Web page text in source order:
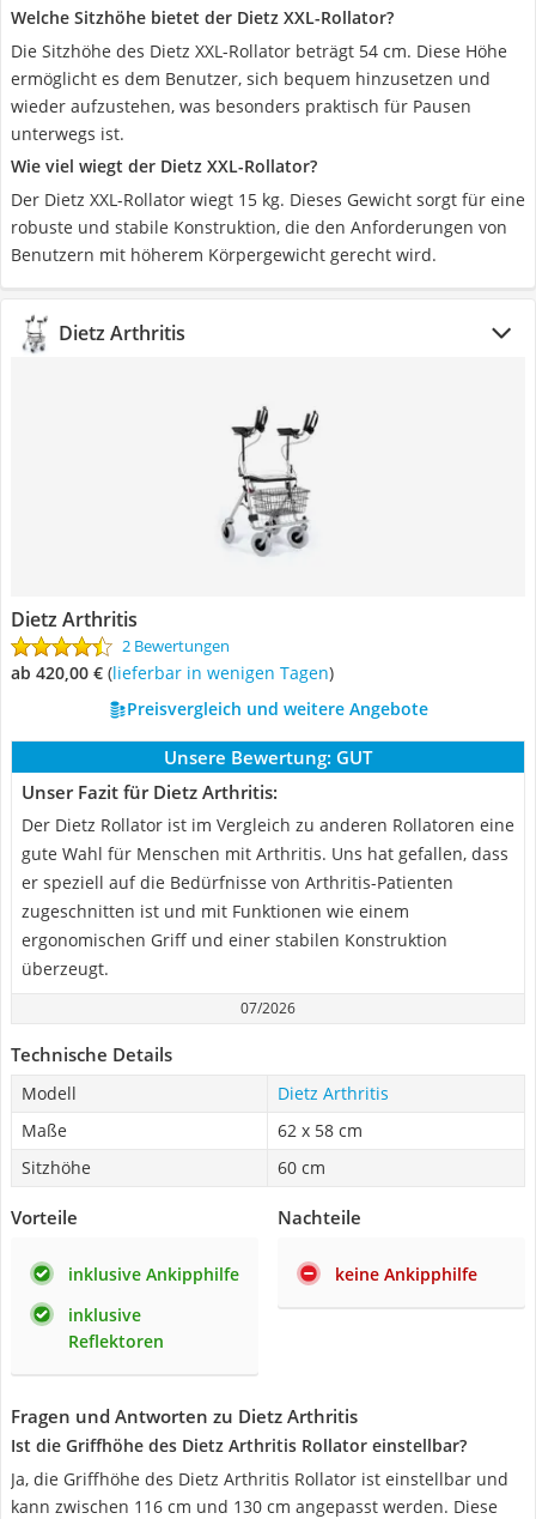
Welche Sitzhöhe bietet der Dietz XXL-Rollator?
Die Sitzhöhe des Dietz XXL-Rollator beträgt 54 cm. Diese Höhe
ermöglicht es dem Benutzer, sich bequem hinzusetzen und
wieder aufzustehen, was besonders praktisch für Pausen
unterwegs ist.
Wie viel wiegt der Dietz XXL-Rollator?
Der Dietz XXL-Rollator wiegt 15 kg. Dieses Gewicht sorgt für eine
robuste und stabile Konstruktion, die den Anforderungen von
Benutzern mit höherem Körpergewicht gerecht wird.
Dietz Arthritis
Dietz Arthritis
2 Bewertungen
ab 420,00 € ( Lieferbar in wenigen Tagen)
Preisvergleich und weitere Angebote
Unsere Bewertung: GUT
Unser Fazit für Dietz Arthritis:
Der Dietz Rollator ist im Vergleich zu anderen Rollatoren eine
gute Wahl für Menschen mit Arthritis. Uns hat gefallen, dass
er speziell auf die Bedürfnisse von Arthritis-Patienten
zugeschnitten ist und mit Funktionen wie einem
ergonomischen Griff und einer stabilen Konstruktion
überzeugt.
07/2026
Technische Details
Modell
Dietz Arthritis
Maße
62 x 58 cm
Sitzhöhe
60 cm
Vorteile
inklusive Ankipphilfe
inklusive
Reflektoren
Nachteile
keine Ankipphilfe
Fragen und Antworten zu Dietz Arthritis
Ist die Griffhöhe des Dietz Arthritis Rollator einstellbar?
Ja, die Griffhöhe des Dietz Arthritis Rollator ist einstellbar und
kann zwischen 116 cm und 130 cm angepasst werden. Diese